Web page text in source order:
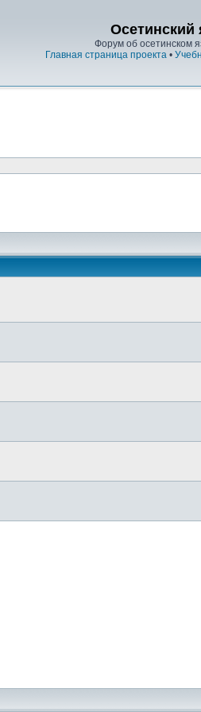
Осетинский
Форум об осетинском
Главная страница проекта •